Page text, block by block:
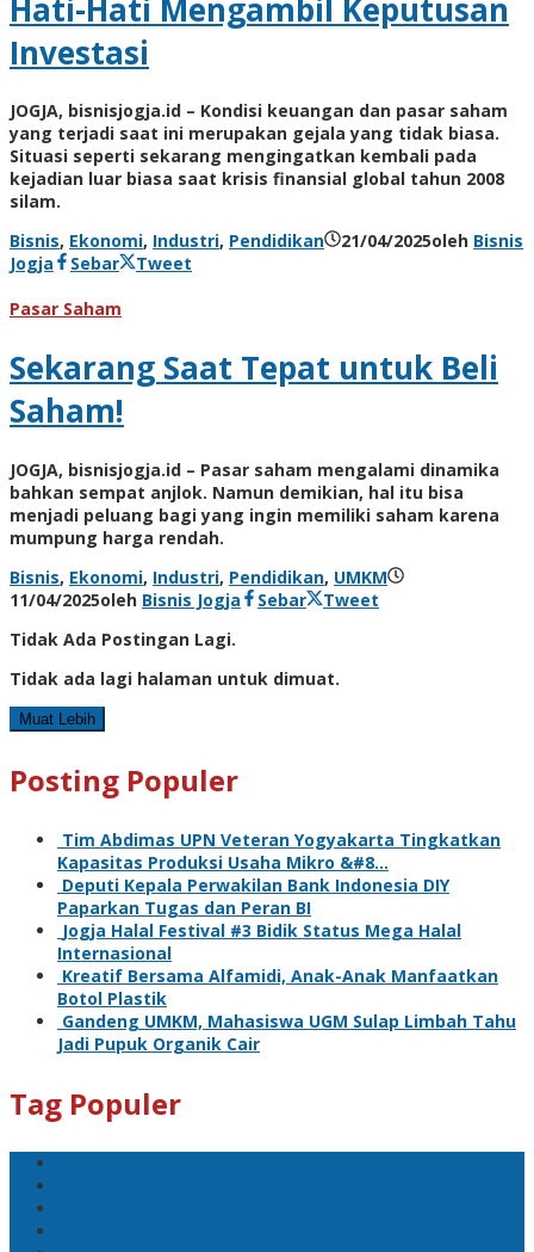
Hati-Hati Mengambil Keputusan
Investasi
JOGJA, bisnisjogja.id – Kondisi keuangan dan pasar saham
yang terjadi saat ini merupakan gejala yang tidak biasa.
Situasi seperti sekarang mengingatkan kembali pada
kejadian luar biasa saat krisis finansial global tahun 2008
silam.
Bisnis, Ekonomi, Industri, Pendidikan 21/04/2025oleh Bisnis
Jogja
Sebar
Tweet
Pasar Saham
Sekarang Saat Tepat untuk Beli
Saham!
JOGJA, bisnisjogja.id – Pasar saham mengalami dinamika
bahkan sempat anjlok. Namun demikian, hal itu bisa
menjadi peluang bagi yang ingin memiliki saham karena
mumpung harga rendah.
Bisnis, Ekonomi, Industri, Pendidikan, UMKM
11/04/2025oleh Bisnis Jogja Sebar
Tweet
Tidak Ada Postingan Lagi.
Tidak ada lagi halaman untuk dimuat.
Muat Lebih
Posting Populer
Tim Abdimas UPN Veteran Yogyakarta Tingkatkan
Kapasitas Produksi Usaha Mikro &#8…
Deputi Kepala Perwakilan Bank Indonesia DIY
Paparkan Tugas dan Peran BI
Jogja Halal Festival #3 Bidik Status Mega Halal
Internasional
Kreatif Bersama Alfamidi, Anak-Anak Manfaatkan
Botol Plastik
Gandeng UMKM, Mahasiswa UGM Sulap Limbah Tahu
Jadi Pupuk Organik Cair
Tag Populer